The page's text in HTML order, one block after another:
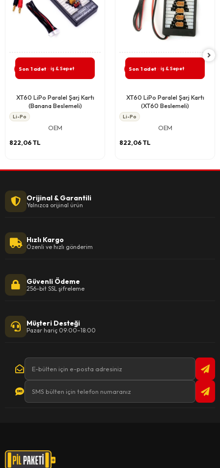
Son 1 adetGiriş & Sepet
XT60 LiPo Paralel Şarj Kartı
(Banana Beslemeli)
Li-Po
OEM
822,06 TL
Son 1 adetGiriş & Sepet
XT60 LiPo Paralel Şarj Kartı
(XT60 Beslemeli)
Li-Po
OEM
822,06 TL
Orijinal & Garantili
Yalnızca orijinal ürün
Hızlı Kargo
Özenli ve hızlı gönderim
Güvenli Ödeme
256-bit SSL şifreleme
Müşteri Desteği
Pazar hariç 09:00–18:00